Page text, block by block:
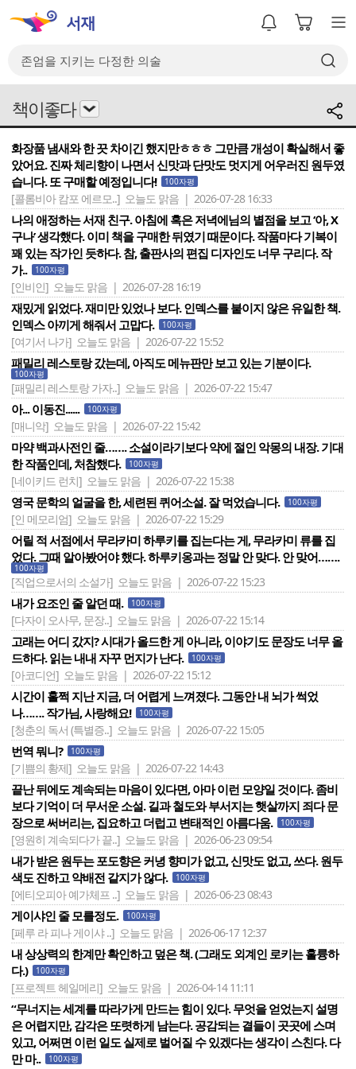
책이좋다
화장품 냄새와 한 끗 차이긴 했지만ㅎㅎㅎ 그만큼 개성이 확실해서 좋
았어요. 진짜 체리향이 나면서 신맛과 단맛도 멋지게 어우러진 원두였
습니다. 또 구매할 예정입니다!
100자평
[콜롬비아 캄포 에르모..] 오늘도 맑음 | 2026-07-28 16:33
나의 애정하는 서재 친구. 아침에 혹은 저녁에님의 별점을 보고 ‘아, X
구나’ 생각했다. 이미 책을 구매한 뒤였기 때문이다. 작품마다 기복이
꽤 있는 작가인 듯하다. 참, 출판사의 편집 디자인도 너무 구리다. 작
가..
100자평
[인비인] 오늘도 맑음 | 2026-07-28 16:19
재밌게 읽었다. 재미만 있었나 보다. 인덱스를 붙이지 않은 유일한 책.
인덱스 아끼게 해줘서 고맙다.
100자평
[여기서 나가] 오늘도 맑음 | 2026-07-22 15:52
패밀리 레스토랑 갔는데, 아직도 메뉴판만 보고 있는 기분이다.
100자평
[패밀리 레스토랑 가자..] 오늘도 맑음 | 2026-07-22 15:47
아... 이동진...... 100자평
[매니악] 오늘도 맑음 | 2026-07-22 15:42
마약 백과사전인 줄……. 소설이라기보다 약에 절인 악몽의 내장. 기대
한 작품인데, 처참했다.
100자평
[네이키드 런치] 오늘도 맑음 | 2026-07-22 15:38
영국 문학의 얼굴을 한, 세련된 퀴어소설. 잘 먹었습니다. 100자평
[인 메모리엄] 오늘도 맑음 | 2026-07-22 15:29
어릴 적 서점에서 무라카미 하루키를 집는다는 게, 무라카미 류를 집
었다. 그때 알아봤어야 했다. 하루키옹과는 정말 안 맞다. 안 맞어…….
100자평
[직업으로서의 소설가] 오늘도 맑음 | 2026-07-22 15:23
내가 요조인 줄 알던 때. 100자평
[다자이 오사무, 문장..] 오늘도 맑음 | 2026-07-22 15:14
고래는 어디 갔지? 시대가 올드한 게 아니라, 이야기도 문장도 너무 올
드하다. 읽는 내내 자꾸 먼지가 난다.
100자평
[아코디언] 오늘도 맑음 | 2026-07-22 15:12
시간이 훌쩍 지난 지금, 더 어렵게 느껴졌다. 그동안 내 뇌가 썩었
나……. 작가님, 사랑해요!
100자평
[청춘의 독서 (특별증..] 오늘도 맑음 | 2026-07-22 15:05
번역 뭐니? 100자평
[기쁨의 황제] 오늘도 맑음 | 2026-07-22 14:43
끝난 뒤에도 계속되는 마음이 있다면, 아마 이런 모양일 것이다. 좀비
보다 기억이 더 무서운 소설. 길과 철도와 부서지는 햇살까지 죄다 문
장으로 써버리는, 집요하고 더럽고 변태적인 아름다움.
100자평
[영원히 계속되다가 끝..] 오늘도 맑음 | 2026-06-23 09:54
내가 받은 원두는 포도향은 커녕 향미가 없고, 신맛도 없고, 쓰다. 원두
색도 진하고 약배전 같지가 않다.
100자평
[에티오피아 예가체프 ..] 오늘도 맑음 | 2026-06-23 08:43
게이샤인 줄 모를정도. 100자평
[페루 라 피나 게이샤 ..] 오늘도 맑음 | 2026-06-17 12:37
내 상상력의 한계만 확인하고 덮은 책. (그래도 외계인 로키는 훌륭하
다.)
100자평
[프로젝트 헤일메리] 오늘도 맑음 | 2026-04-14 11:11
“무너지는 세계를 따라가게 만드는 힘이 있다. 무엇을 얻었는지 설명
은 어렵지만, 감각은 또렷하게 남는다. 공감되는 결들이 곳곳에 스며
있고, 어쩌면 이런 일도 실제로 벌어질 수 있겠다는 생각이 스친다. 다
만 마..
100자평